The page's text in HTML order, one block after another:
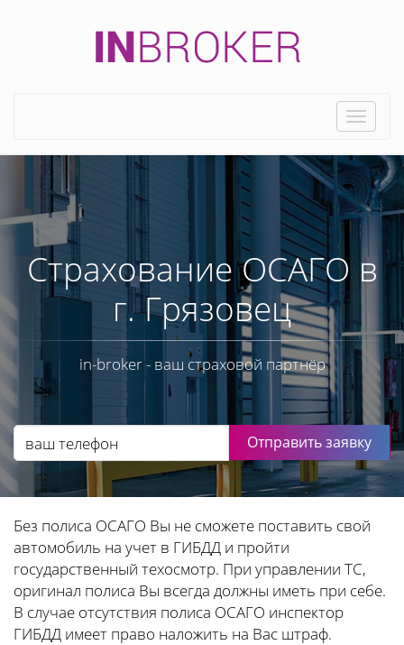
Toggle
Страхование ОСАГО в
г. Грязовец
in-broker - ваш страховой партнёр
Отправить заявку
Без полиса ОСАГО Вы не сможете поставить свой
автомобиль на учет в ГИБДД и пройти
государственный техосмотр. При управлении ТС,
оригинал полиса Вы всегда должны иметь при себе.
В случае отсутствия полиса ОСАГО инспектор
ГИБДД имеет право наложить на Вас штраф.